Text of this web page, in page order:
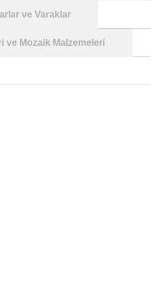
ve Varaklar
ve Mozaik Malzemeleri